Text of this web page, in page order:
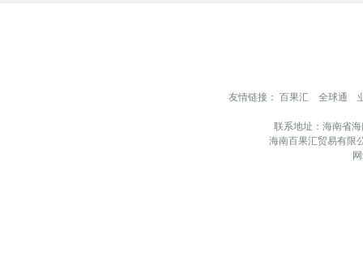
友情链接： 百果汇 全球通
联系地址：海南省
海南百果汇贸易有限